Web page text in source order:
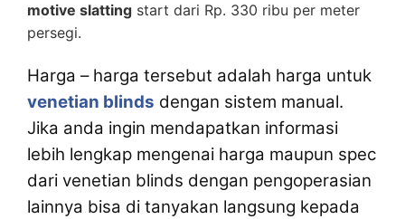
motive slatting start dari Rp. 330 ribu per meter
persegi.
Harga – harga tersebut adalah harga untuk
venetian blinds dengan sistem manual.
Jika anda ingin mendapatkan informasi
lebih lengkap mengenai harga maupun spec
dari venetian blinds dengan pengoperasian
lainnya bisa di tanyakan langsung kepada